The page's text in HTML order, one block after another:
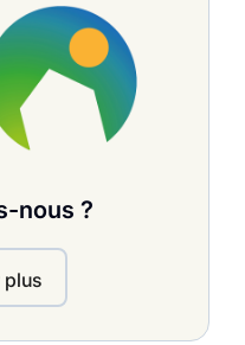
nous ?
plus